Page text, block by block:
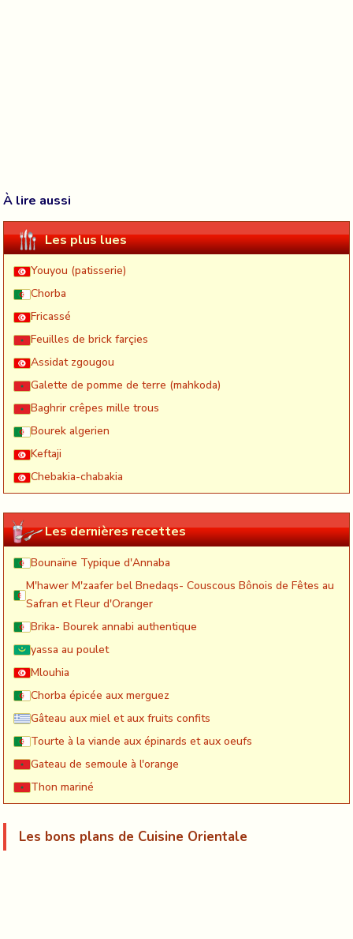
À lire aussi
Les plus lues
Youyou (patisserie)
Chorba
Fricassé
Feuilles de brick farçies
Assidat zgougou
Galette de pomme de terre (mahkoda)
Baghrir crêpes mille trous
Bourek algerien
Keftaji
Chebakia-chabakia
Les dernières recettes
Bounaïne Typique d'Annaba
M'hawer M'zaafer bel Bnedaqs- Couscous Bônois de Fêtes au
Safran et Fleur d'Oranger
Brika- Bourek annabi authentique
yassa au poulet
Mlouhia
Chorba épicée aux merguez
Gâteau aux miel et aux fruits confits
Tourte à la viande aux épinards et aux oeufs
Gateau de semoule à l'orange
Thon mariné
Les bons plans de Cuisine Orientale